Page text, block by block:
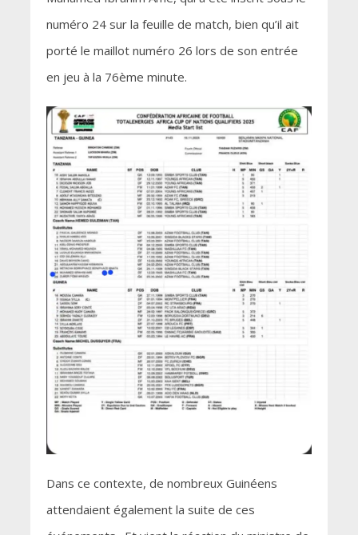
numéro 24 sur la feuille de match, bien qu’il ait
porté le maillot numéro 26 lors de son entrée
en jeu à la 76ème minute.
Dans ce contexte, de nombreux Guinéens
attendaient également la suite de ces